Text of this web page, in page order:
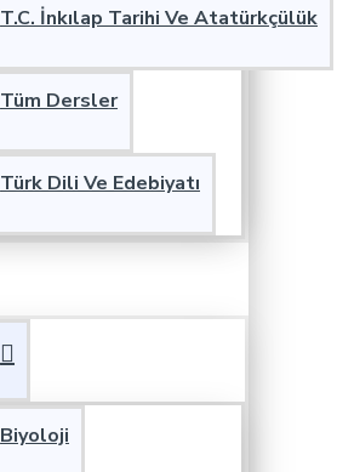
T.C. İnkılap Tarihi Ve Atatürkçülük
Tüm Dersler
Türk Dili Ve Edebiyatı
Biyoloji